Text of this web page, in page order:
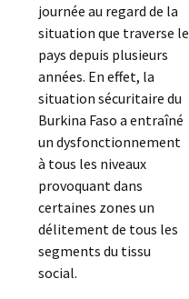
journée au regard de la
situation que traverse le
pays depuis plusieurs
années. En effet, la
situation sécuritaire du
Burkina Faso a entraîné
un dysfonctionnement
à tous les niveaux
provoquant dans
certaines zones un
délitement de tous les
segments du tissu
social.